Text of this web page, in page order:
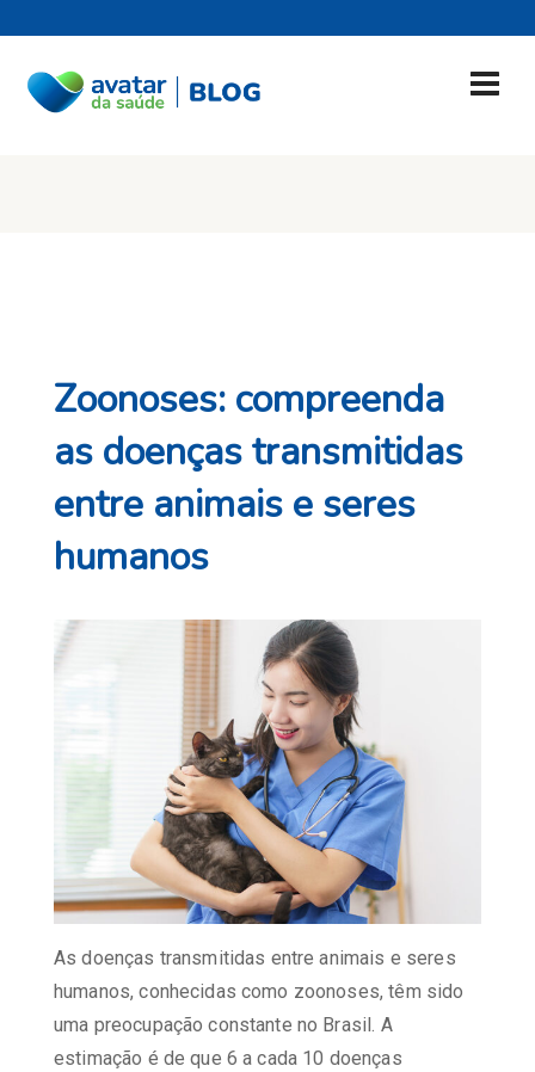
Zoonoses: compreenda
as doenças transmitidas
entre animais e seres
humanos
As doenças transmitidas entre animais e seres
humanos, conhecidas como zoonoses, têm sido
uma preocupação constante no Brasil. A
estimação é de que 6 a cada 10 doenças